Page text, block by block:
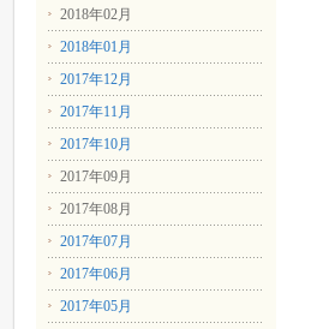
2018年02月
2018年01月
2017年12月
2017年11月
2017年10月
2017年09月
2017年08月
2017年07月
2017年06月
2017年05月